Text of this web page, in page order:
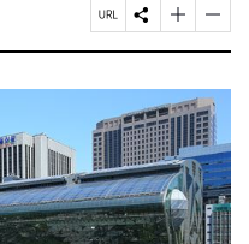
요
페
이
U
L
복
사
S
N
공
유
하
기
글
자
기
크
게
변
경
하
기
글
자
기
작
게
변
경
하
기